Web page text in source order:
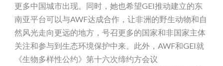
更多中国城市出现。同时，她也希望GEI推动建立的东
南亚平台可以与AWF达成合作，让非洲的野生动物和自
然风光走向更远的地方，号召更多的国家和非国家主体
关注和参与到生态环境保护中来。此外，AWF和GEI就
《生物多样性公约》第十六次缔约方会议